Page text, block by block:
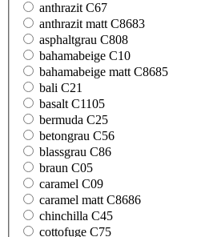
anthrazit C67
anthrazit matt C8683
asphaltgrau C808
bahamabeige C10
bahamabeige matt C8685
bali C21
basalt C1105
bermuda C25
betongrau C56
blassgrau C86
braun C05
caramel C09
caramel matt C8686
chinchilla C45
cottofuge C75